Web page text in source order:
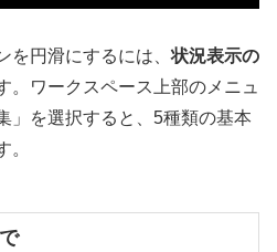
を円滑にするには、状況表示の
。ワークスペース上部のメニュ
」を選択すると、5種類の基本
。